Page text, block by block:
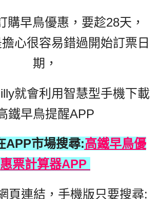
購早鳥優惠，要趁28天，
心很容易錯過開始訂票日
期，
就會利用智慧型手機下載
鐵早鳥提醒APP
APP市場搜尋:高鐵早鳥優
惠票計算器APP
頁連結，手機版只要搜尋: